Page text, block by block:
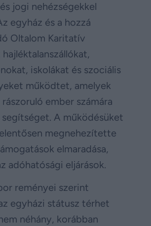
jogi nehézségekkel
egyház és a hozzá
Oltalom Karitatív
iskolákat és szociális
működtet, amelyek
ember számára
A működésüket
megnehezítette
elmaradása,
adóhatósági eljárások.
reményei szerint
egyházi státusz térhet
néhány, korábban